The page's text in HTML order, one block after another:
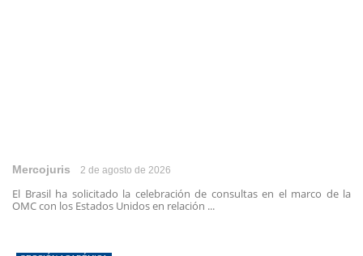
Mercojuris 2 de agosto de 2026
El Brasil ha solicitado la celebración de consultas en el marco de la
OMC con los Estados Unidos en relación ...